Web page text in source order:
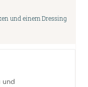
und einem Dressing
und